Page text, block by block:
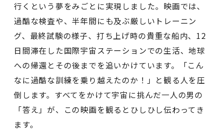
行くという夢をみごとに実現しました。映画では、
過酷な検査や、半年間にも及ぶ厳しいトレーニン
グ、最終試験の様子、打ち上げ時の貴重な船内、12
日間滞在した国際宇宙ステーションでの生活、地球
への帰還とその後までを追いかけています。「こん
なに過酷な訓練を乗り越えたのか！」と観る人を圧
倒します。すべてをかけて宇宙に挑んだ一人の男の
「答え」が、この映画を観るとひしひし伝わってき
ます。